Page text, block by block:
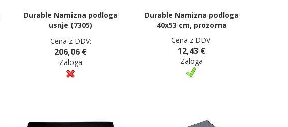
Durable Namizna podloga
usnje (7305)
Cena z DDV:
206,06 €
Zaloga
Durable Namizna podloga
40x53 cm, prozorna
Cena z DDV:
12,43 €
Zaloga